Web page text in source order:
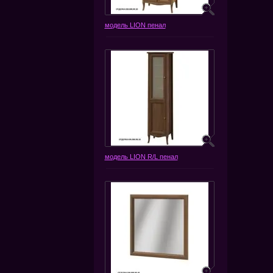
модель LION пенал
модель LION R/L пенал